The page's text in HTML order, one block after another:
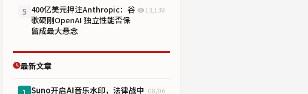
5 400亿美元押注Anthropic：谷
歌硬刚OpenAI 独立性能否保
留成最大悬念
13,139
最新文章
Suno开启AI音乐水印，法律战中 08/06